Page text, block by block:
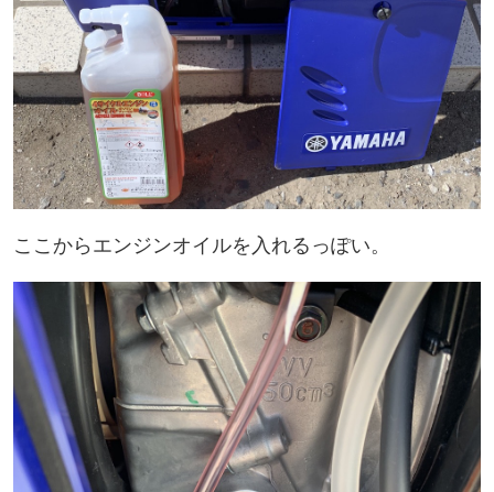
ここからエンジンオイルを入れるっぽい。